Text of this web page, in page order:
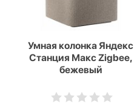
Умная колонка Яндекс
Станция Макс Zigbee,
бежевый